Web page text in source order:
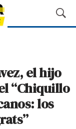
M
o
a
r
B
el hijo
“Chiquillo
los